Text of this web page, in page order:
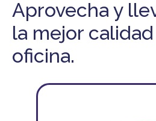
Aprovecha y
la mejor
oficina.